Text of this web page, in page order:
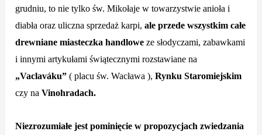
grudniu, to nie tylko św. Mikołaje w towarzystwie anioła i
diabła oraz uliczna sprzedaż karpi,ale przede wszystkim całe
drewniane miasteczka handlowe ze słodyczami, zabawkami
i innymi artykułami świątecznymi rozstawiane na
„Vaclaváku” ( placu św. Wacława ),Rynku Staromiejskim
czy naVinohradach.
Niezrozumiałe jest pominięcie w propozycjach zwiedzania